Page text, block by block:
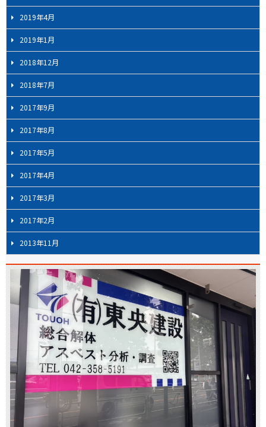
2019年4月
2019年1月
2018年12月
2018年7月
2017年9月
2017年8月
2017年5月
2017年4月
2017年3月
2017年2月
2013年11月